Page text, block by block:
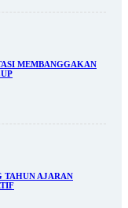
MEMBANGGAKAN
TAHUN AJARAN